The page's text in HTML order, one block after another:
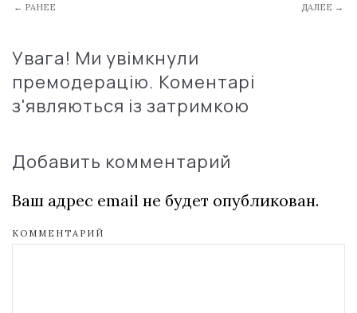
← РАНЕЕ ДАЛЕЕ →
Увага! Ми увімкнули
премодерацію. Коментарі
з'являються із затримкою
Добавить комментарий
Ваш адрес email не будет опубликован.
КОММЕНТАРИЙ